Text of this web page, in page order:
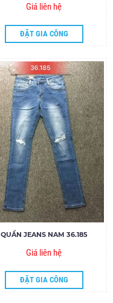
Giá liên hệ
ĐẶT GIA CÔNG
QUẦN JEANS NAM 36.185
Giá liên hệ
ĐẶT GIA CÔNG